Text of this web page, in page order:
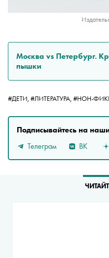
Москва vs Петербург.
пышки
#ДЕТИ, #ЛИТЕРАТУРА, #НОН-
Подписывайтесь на
Телеграм
ВК